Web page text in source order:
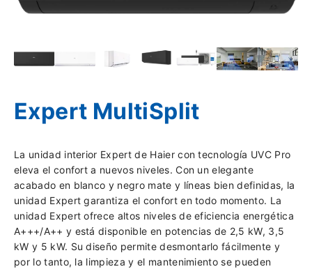
Expert MultiSplit
La unidad interior Expert de Haier con tecnología UVC Pro
eleva el confort a nuevos niveles. Con un elegante
acabado en blanco y negro mate y líneas bien definidas, la
unidad Expert garantiza el confort en todo momento. La
unidad Expert ofrece altos niveles de eficiencia energética
A+++/A++ y está disponible en potencias de 2,5 kW, 3,5
kW y 5 kW. Su diseño permite desmontarlo fácilmente y
por lo tanto, la limpieza y el mantenimiento se pueden